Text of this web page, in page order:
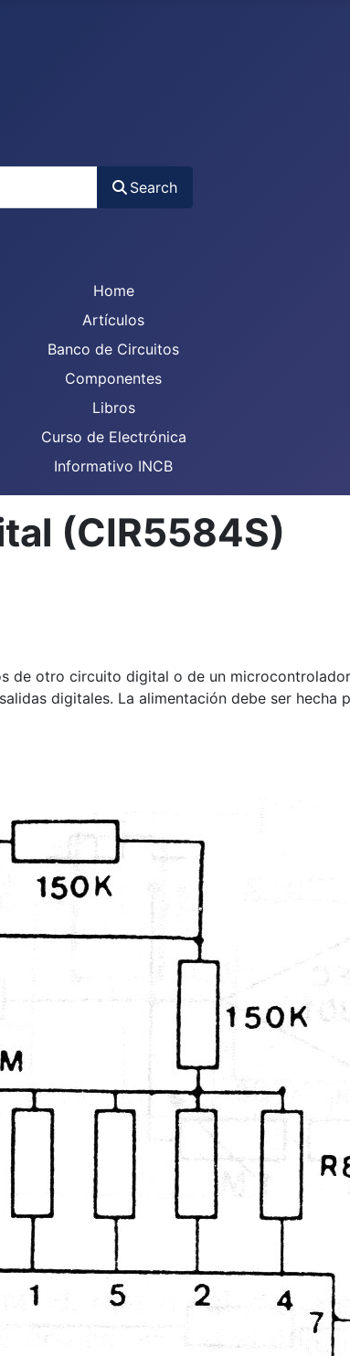
Search
Search
Home
Artículos
Banco de Circuitos
Componentes
Libros
Curso de Electrónica
Informativo INCB
(CIR5584S)
otro circuito digital o de un
digitales. La alimentación debe ser hecha